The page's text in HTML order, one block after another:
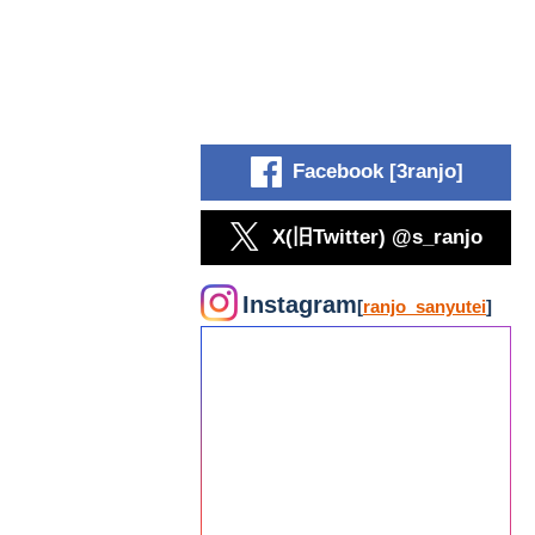
Facebook [3ranjo]
X(旧Twitter) @s_ranjo
Instagram[ranjo_sanyutei]